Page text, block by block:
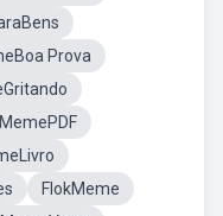
Prova
FlokMeme